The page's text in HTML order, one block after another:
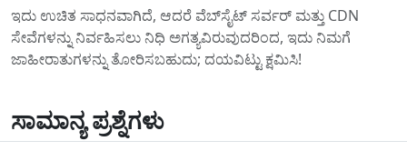
ಇದು ಉಚಿತ ಸಾಧನವಾಗಿದೆ, ಆದರೆ ವೆಬ್‌ಸೈಟ್ ಸರ್ವರ್ ಮತ್ತು CDN
ಸೇವೆಗಳನ್ನು ನಿರ್ವಹಿಸಲು ನಿಧಿ ಅಗತ್ಯವಿರುವುದರಿಂದ, ಇದು ನಿಮಗೆ
ಜಾಹೀರಾತುಗಳನ್ನು ತೋರಿಸಬಹುದು; ದಯವಿಟ್ಟು ಕ್ಷಮಿಸಿ!
ಸಾಮಾನ್ಯ ಪ್ರಶ್ನೆಗಳು